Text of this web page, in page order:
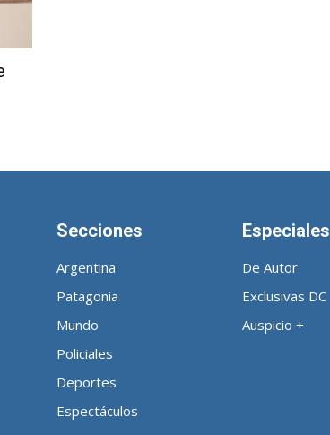
Secciones
Argentina
Patagonia
Mundo
Policiales
Deportes
Espectáculos
Especiales
De Autor
Exclusivas DC
Auspicio +